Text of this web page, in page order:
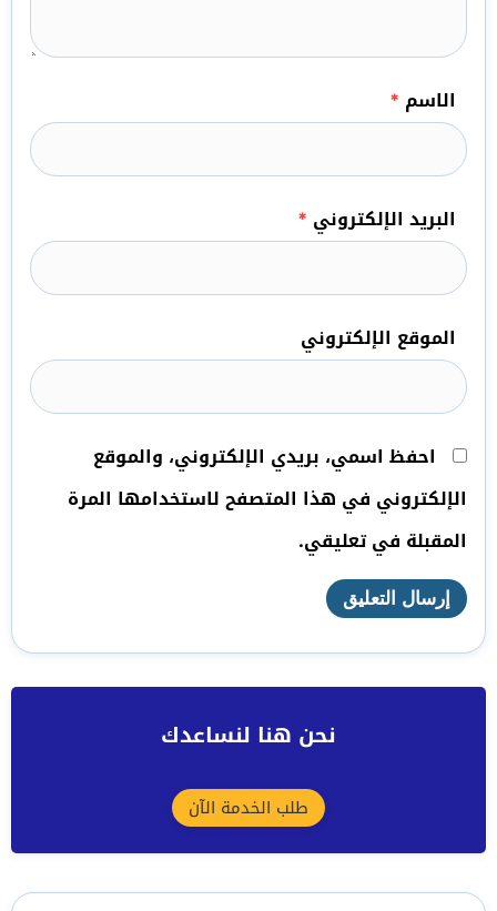
الاسم *
البريد الإلكتروني *
الموقع الإلكتروني
احفظ اسمي، بريدي الإلكتروني، والموقع
الإلكتروني في هذا المتصفح لاستخدامها المرة
المقبلة في تعليقي.
نحن هنا لنساعدك
طلب الخدمة الآن